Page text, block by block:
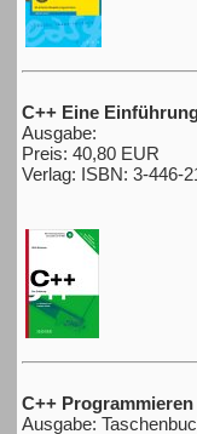
C++ Eine
Ausgabe:
Preis: 40,80 EUR
Verlag: ISBN: 3-446-
C++
Ausgabe: